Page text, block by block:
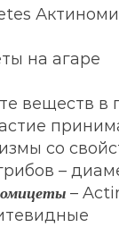
на агаре
веществ в
со
–
–